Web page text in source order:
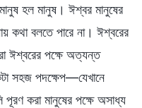
হল মানুষ। ঈশ্বর মানুষের
কথা বলতে পারে না। ঈশ্বরের
ঈশ্বরের পক্ষে অত্যন্ত
সহজ পদক্ষেপ—যেখানে
পূরণ করা মানুষের পক্ষে অসাধ্য